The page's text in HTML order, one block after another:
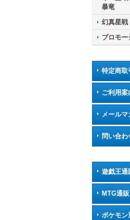
暴竜
幻真星戦
プロモー
特定商取
ご利用案
メールマ
問い合わ
遊戯王通
MTG通販
ポケモン